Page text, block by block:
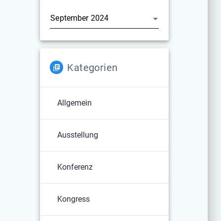
Kategorien
Allgemein
Ausstellung
Konferenz
Kongress